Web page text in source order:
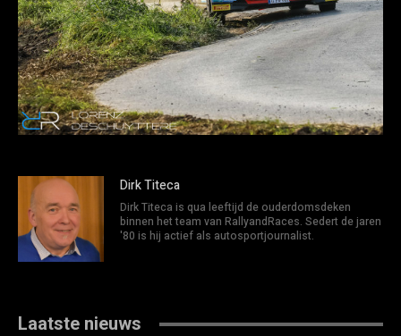
Dirk Titeca
Dirk Titeca is qua leeftijd de ouderdomsdeken
binnen het team van RallyandRaces. Sedert de jaren
'80 is hij actief als autosportjournalist.
Laatste nieuws